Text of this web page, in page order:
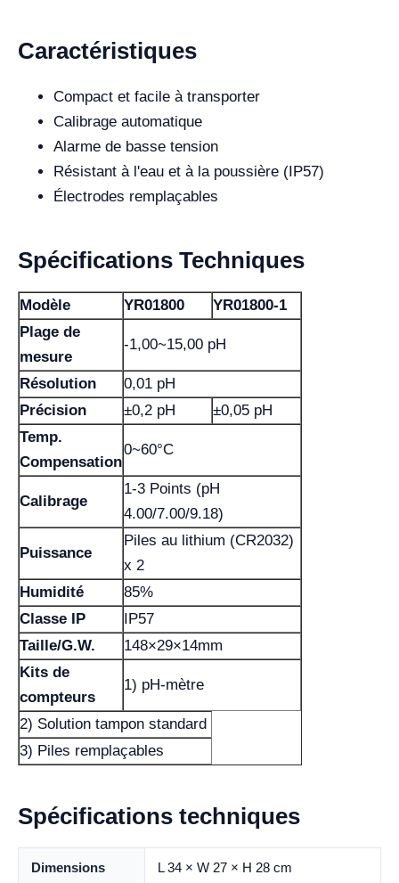
Caractéristiques
Compact et facile à transporter
Calibrage automatique
Alarme de basse tension
Résistant à l'eau et à la poussière (IP57)
Électrodes remplaçables
Spécifications Techniques
Modèle YR01800
YR01800-1
Plage de
mesure
-1,00~15,00 pH
Résolution
0,01 pH
Précision
±0,2 pH
±0,05 pH
Temp.
Compensation
0~60°C
Calibrage
1-3 Points (pH
4.00/7.00/9.18)
Puissance
Piles au lithium (CR2032)
x 2
Humidité
85%
Classe IP
IP57
Taille/G.W.
148×29×14mm
Kits de
compteurs
1) pH-mètre
2) Solution tampon standard
3) Piles remplaçables
Spécifications techniques
Dimensions L 34 × W 27 × H 28 cm